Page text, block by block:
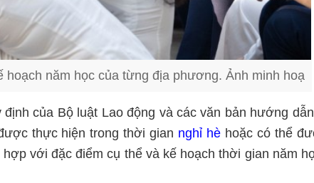
hoạch năm học của từng địa phương. Ảnh minh hoạ
của Bộ luật Lao động và các văn bản hướng
thực hiện trong thời gian nghỉ hè hoặc có thể
với đặc điểm cụ thể và kế hoạch thời gian năm